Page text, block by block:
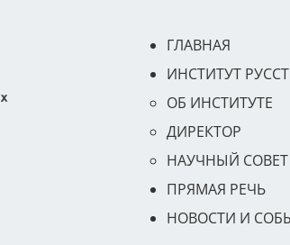
ГЛАВНАЯ
ИНСТИТУТ
ОБ ИНСТИТУТЕ
ДИРЕКТОР
НАУЧНЫЙ СОВЕТ
ПРЯМАЯ РЕЧЬ
НОВОСТИ И